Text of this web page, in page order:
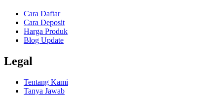
Cara Daftar
Cara Deposit
Harga Produk
Blog Update
Legal
Tentang Kami
Tanya Jawab